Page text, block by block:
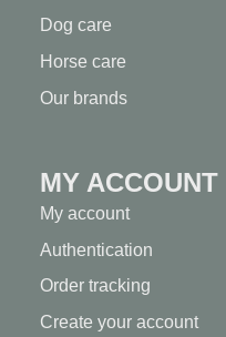
Dog care
Horse care
Our brands
MY ACCOUNT
My account
Authentication
Order tracking
Create your account